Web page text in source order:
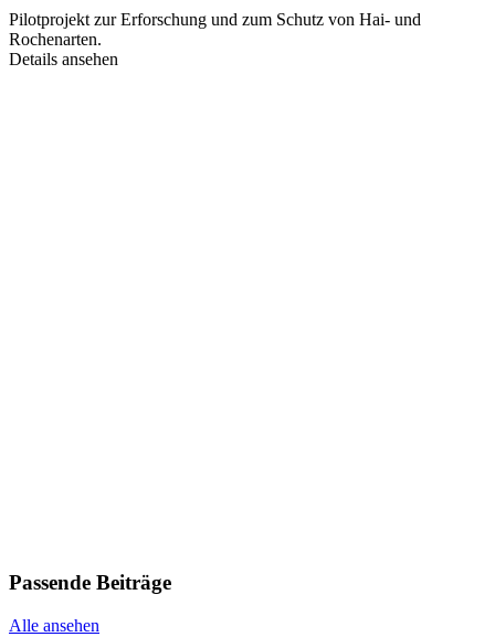
Pilotprojekt zur Erforschung und zum Schutz von Hai- und
Rochenarten.
Details ansehen
Passende Beiträge
Alle ansehen